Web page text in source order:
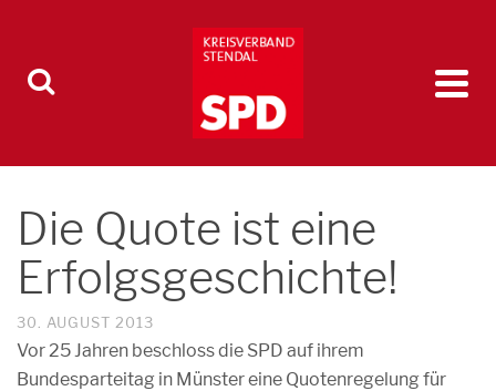
Die Quote ist eine
Erfolgsgeschichte!
30. AUGUST 2013
Vor 25 Jahren beschloss die SPD auf ihrem
Bundesparteitag in Münster eine Quotenregelung für